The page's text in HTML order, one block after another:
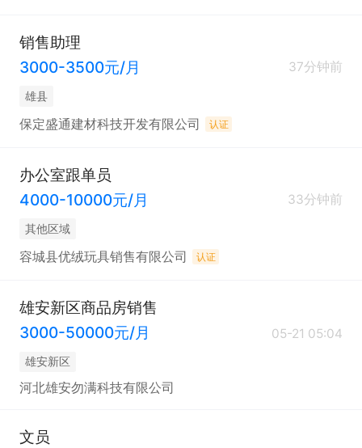
销售助理
3000-3500元/月
37分钟前
雄县
保定盛通建材科技开发有限公司 认证
办公室跟单员
4000-10000元/月
33分钟前
其他区域
容城县优绒玩具销售有限公司 认证
雄安新区商品房销售
3000-50000元/月
05-21 05:04
雄安新区
河北雄安勿满科技有限公司
文员